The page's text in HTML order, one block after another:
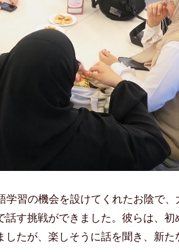
学習の機会を設けてくれたお陰で、
話す挑戦ができました。彼らは、初
したが、楽しそうに話を聞き、新た